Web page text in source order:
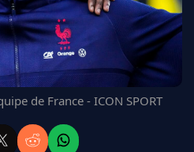
de France - ICON SPORT